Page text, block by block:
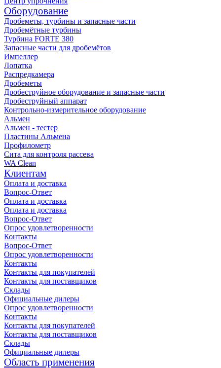
Оборудование
Дробеметы, турбины и запасные части
Дробемётные турбины
Турбина FORTE 380
Запасные части для дробемётов
Импеллер
Лопатка
Распредкамера
Дробеметы
Дробеструйное оборудование и запасные части
Дробеструйный аппарат
Контрольно-измерительное оборудование
Альмен
Альмен - тестер
Пластины Альмена
Профилометр
Сита для контроля рассева
WA Clean
Клиентам
Оплата и доставка
Вопрос-Ответ
Оплата и доставка
Оплата и доставка
Вопрос-Ответ
Опрос удовлетворенности
Контакты
Вопрос-Ответ
Опрос удовлетворенности
Контакты
Контакты для покупателей
Контакты для поставщиков
Склады
Официальные дилеры
Опрос удовлетворенности
Контакты
Контакты для покупателей
Контакты для поставщиков
Склады
Официальные дилеры
Область применения